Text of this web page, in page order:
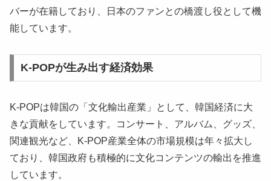
バーが在籍しており、日本のファンとの橋渡し役として機
能しています。
K-POPが生み出す経済効果
K-POPは韓国の「文化輸出産業」として、韓国経済に大
きな貢献をしています。コンサート、アルバム、グッズ、
関連観光など、K-POP産業全体の市場規模は年々拡大し
ており、韓国政府も積極的に文化コンテンツの輸出を推進
しています。